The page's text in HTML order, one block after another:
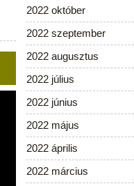
2022 október
2022 szeptember
2022 augusztus
2022 július
2022 június
2022 május
2022 április
2022 március